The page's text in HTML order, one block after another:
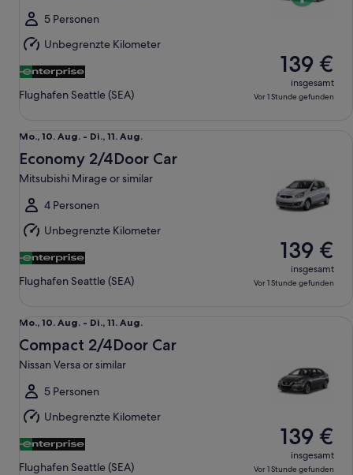
11.
Aug.
5 Personen
Unbegrenzte Kilometer
Flughafen Seattle (SEA)
139 €
insgesamt
Vor 1 Stunde gefunden
Mo.,
10.
Aug.
bis
Di.,
11.
Aug.
Mo., 10. Aug. - Di., 11. Aug.
Economy 2/4Door Car
Mitsubishi Mirage or similar
4 Personen
Unbegrenzte Kilometer
Flughafen Seattle (SEA)
139 €
insgesamt
Vor 1 Stunde gefunden
Mo.,
10.
Aug.
bis
Di.,
11.
Aug.
Mo., 10. Aug. - Di., 11. Aug.
Compact 2/4Door Car
Nissan Versa or similar
5 Personen
Unbegrenzte Kilometer
Flughafen Seattle (SEA)
139 €
insgesamt
Vor 1 Stunde gefunden